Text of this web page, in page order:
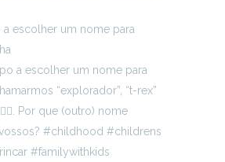
a escolher um nome para